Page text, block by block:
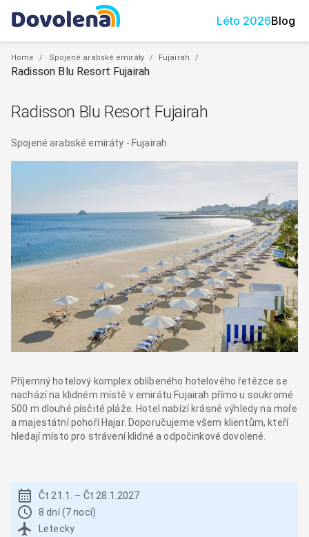
Léto 2026Blog
Home / Spojené arabské emiráty / Fujairah /
Radisson Blu Resort Fujairah
Radisson Blu Resort Fujairah
Spojené arabské emiráty - Fujairah
Příjemný hotelový komplex oblíbeného hotelového řetězce se
nachází na klidném místě v emirátu Fujairah přímo u soukromé
500 m dlouhé písčité pláže. Hotel nabízí krásné výhledy na moře
a majestátní pohoří Hajar. Doporučujeme všem klientům, kteří
hledají místo pro strávení klidné a odpočinkové dovolené.
Čt 21.1. – Čt 28.1.2027
8 dní (7 nocí)
Letecky